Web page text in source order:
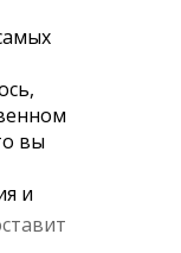
вы
и